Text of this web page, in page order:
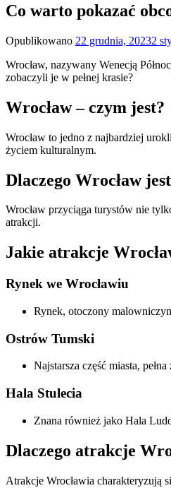
Co warto pokazać
Opublikowano 22 grudnia, 20232
Wrocław, nazywany Wenecją
zobaczyli je w pełnej krasie?
Wrocław – czym jest?
Wrocław to jedno z najbardziej
życiem kulturalnym.
Dlaczego Wrocław
Wrocław przyciąga turystów nie
atrakcji.
Jakie atrakcje
Rynek we Wrocławiu
Rynek, otoczony
Ostrów Tumski
Najstarsza część miasta,
Hala Stulecia
Znana również jako Hala
Dlaczego atrakcje
Atrakcje Wrocławia charakteryzują